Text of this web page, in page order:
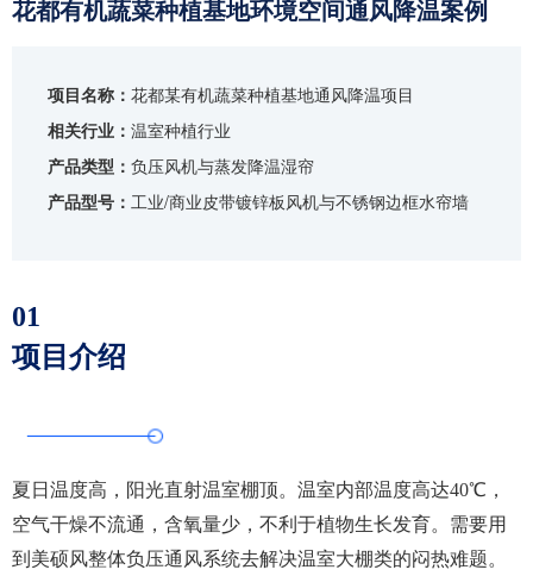
花都有机蔬菜种植基地环境空间通风降温案例
项目名称： 花都某有机蔬菜种植基地通风降温项目
相关行业： 温室种植行业
产品类型： 负压风机与蒸发降温湿帘
产品型号： 工业/商业皮带镀锌板风机与不锈钢边框水帘墙
01
项目介绍
夏日温度高，阳光直射温室棚顶。温室内部温度高达40℃，
空气干燥不流通，含氧量少，不利于植物生长发育。需要用
到美硕风整体负压通风系统去解决温室大棚类的闷热难题。